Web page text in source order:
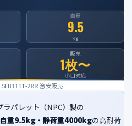
▼
🇰🇷🇹🇼🇻🇳
自重
9.5
kg
販売
1枚〜
小口対応
2RR 激安販売
ラパレット（NPC）製の
重9.5kg・静荷重4000kgの高耐荷